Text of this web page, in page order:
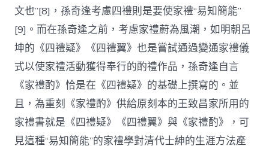
文也”[8]，孫奇逢考慮四禮則是要使家禮“易知簡能”
[9]。而在孫奇逢之前，考慮家禮蔚為風潮，如明朝呂
坤的《四禮疑》《四禮翼》也是嘗試通過變通家禮儀
式以使家禮活動獲得奉行的酌禮作品，孫奇逢自言
《家禮酌》恰是在《四禮疑》的基礎上撰寫的。並
且，為重刻《家禮酌》供給原刻本的王致昌家所用的
家禮書就是《四禮疑》《四禮翼》與《家禮酌》，可
見這種“易知簡能”的家禮學對清代士紳的生涯方法產